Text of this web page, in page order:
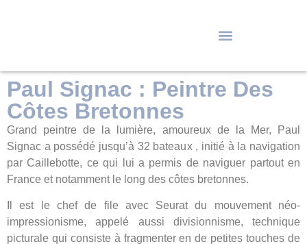
Paul Signac : Peintre Des
Côtes Bretonnes
Grand peintre de la lumière, amoureux de la Mer, Paul
Signac a possédé jusqu’à 32 bateaux , initié à la navigation
par Caillebotte, ce qui lui a permis de naviguer partout en
France et notamment le long des côtes bretonnes.
Il est le chef de file avec Seurat du mouvement néo-
impressionisme, appelé aussi divisionnisme, technique
picturale qui consiste à fragmenter en de petites touches de